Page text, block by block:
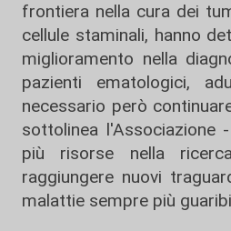
frontiera nella cura dei
cellule staminali, hanno
miglioramento nella
pazienti ematologici,
necessario però
sottolinea l'Associazione
più risorse nella
raggiungere nuovi
malattie sempre più